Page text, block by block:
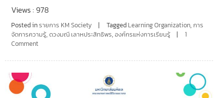
Views : 978
Posted inรายการ KM Society Tagged Learning Organization, การ
จัดการความรู้, ดวงมณี เลาหประสิทธิพร, องค์กรแห่งการเรียนรู้
1
Comment